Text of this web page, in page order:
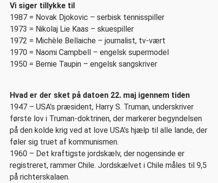
Vi siger tillykke til
1987 = Novak Djokovic – serbisk tennisspiller
1973 = Nikolaj Lie Kaas – skuespiller
1972 = Michèle Bellaiche – journalist, tv-vært
1970 = Naomi Campbell – engelsk supermodel
1950 = Bernie Taupin – engelsk sangskriver
Hvad er der sket på datoen 22. maj igennem tiden
1947 – USA’s præsident, Harry S. Truman, underskriver
første lov i Truman-doktrinen, der markerer begyndelsen
på den kolde krig ved at love USA’s hjælp til alle lande, der
føler sig truet af kommunismen.
1960 – Det kraftigste jordskælv, der nogensinde er
registreret, rammer Chile. Jordskælvet i Chile måles til 9,5
på richterskalaen.